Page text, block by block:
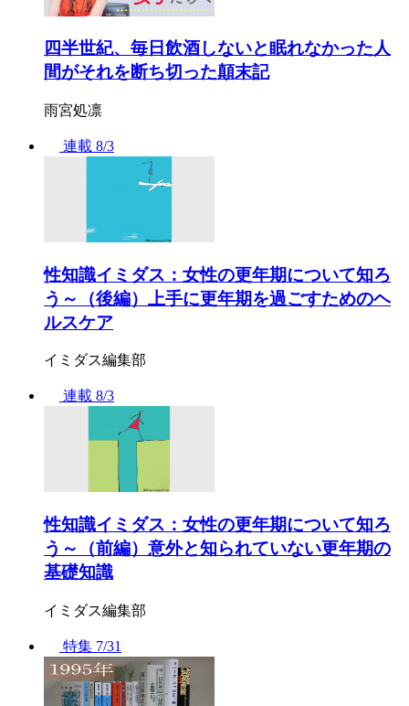
四半世紀、毎日飲酒しないと眠れなかった人
間がそれを断ち切った顛末記
雨宮処凛
連載 8/3
性知識イミダス：女性の更年期について知ろ
う～（後編）上手に更年期を過ごすためのヘ
ルスケア
イミダス編集部
連載 8/3
性知識イミダス：女性の更年期について知ろ
う～（前編）意外と知られていない更年期の
基礎知識
イミダス編集部
特集 7/31